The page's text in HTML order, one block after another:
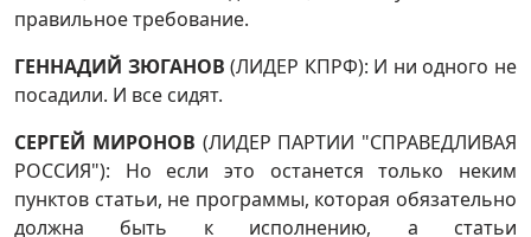
правильное требование.
ГЕННАДИЙ ЗЮГАНОВ (ЛИДЕР КПРФ): И ни одного не
посадили. И все сидят.
СЕРГЕЙ МИРОНОВ (ЛИДЕР ПАРТИИ "СПРАВЕДЛИВАЯ
РОССИЯ"): Но если это останется только неким
пунктов статьи, не программы, которая обязательно
должна быть к исполнению, а статьи